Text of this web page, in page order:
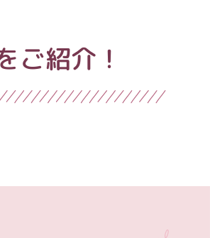
ご紹介！